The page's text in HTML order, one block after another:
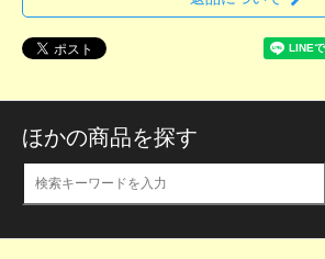
ほかの商品を探す